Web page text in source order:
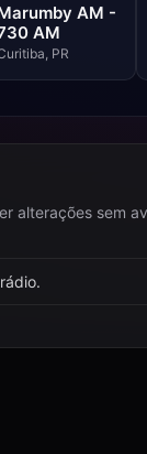
AM -
AM
PR
alterações sem